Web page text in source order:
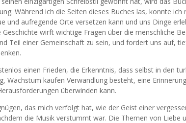
Während ich die Seiten dieses Buches las, konnte
und aufregende Orte versetzen kann und uns Dinge
Geschichte wirft wichtige Fragen über die menschliche
Teil einer Gemeinschaft zu sein, und fordert uns auf,
einen Frieden, die Erkenntnis, dass selbst in den
Wachstum kaufen Verwandlung besteht, eine
überwinden kann.
das mich verfolgt hat, wie der Geist einer
die Musik verstummt war. Die Themen von Liebe